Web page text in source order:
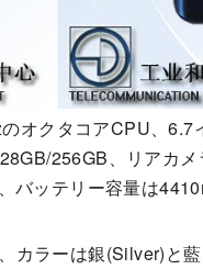
オクタコアCPU、6.7
256GB、リアカ
ッテリー容量は
カラーは銀(Silver)と